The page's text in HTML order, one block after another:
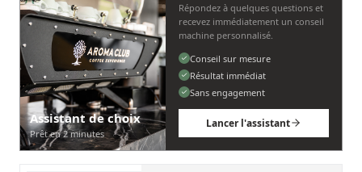
Assistant de choix
Prêt en 2 minutes
Répondez à quelques questions et
recevez immédiatement un conseil
machine personnalisé.
Conseil sur mesure
Résultat immédiat
Sans engagement
Lancer l'assistant